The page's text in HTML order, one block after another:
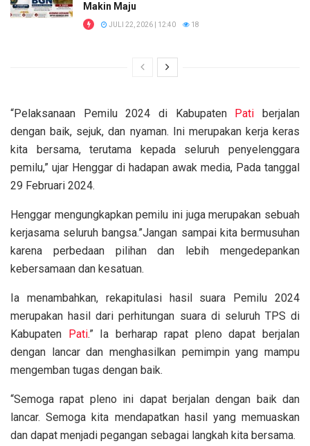
Makin Maju
JULI 22, 2026 | 12:40 18
“Pelaksanaan Pemilu 2024 di Kabupaten Pati berjalan
dengan baik, sejuk, dan nyaman. Ini merupakan kerja keras
kita bersama, terutama kepada seluruh penyelenggara
pemilu,” ujar Henggar di hadapan awak media, Pada tanggal
29 Februari 2024.
Henggar mengungkapkan pemilu ini juga merupakan sebuah
kerjasama seluruh bangsa.”Jangan sampai kita bermusuhan
karena perbedaan pilihan dan lebih mengedepankan
kebersamaan dan kesatuan.
Ia menambahkan, rekapitulasi hasil suara Pemilu 2024
merupakan hasil dari perhitungan suara di seluruh TPS di
Kabupaten Pati.” Ia berharap rapat pleno dapat berjalan
dengan lancar dan menghasilkan pemimpin yang mampu
mengemban tugas dengan baik.
“Semoga rapat pleno ini dapat berjalan dengan baik dan
lancar. Semoga kita mendapatkan hasil yang memuaskan
dan dapat menjadi pegangan sebagai langkah kita bersama.